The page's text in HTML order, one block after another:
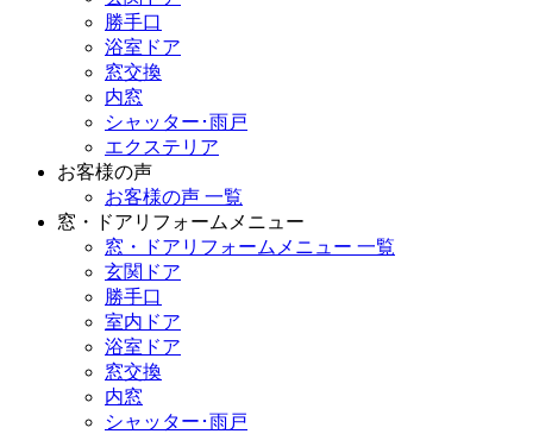
勝手口
浴室ドア
窓交換
内窓
シャッター･雨戸
エクステリア
お客様の声
お客様の声 一覧
窓・ドアリフォームメニュー
窓・ドアリフォームメニュー 一覧
玄関ドア
勝手口
室内ドア
浴室ドア
窓交換
内窓
シャッター･雨戸